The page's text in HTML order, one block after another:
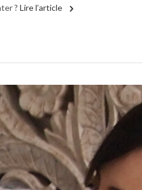
? Lire l’article